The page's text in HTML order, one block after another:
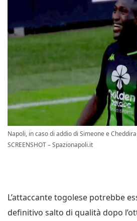
Napoli, in caso di addio di Simeone e
SCREENSHOT – Spazionapoli.it
L’attaccante togolese potrebbe
definitivo salto di qualità dopo